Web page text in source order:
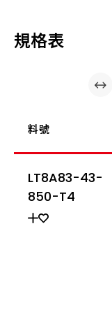
規格表
料號
LT8A83-43-
850-T4